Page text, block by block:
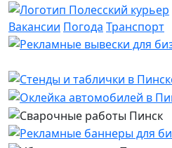
Вакансии Погода Транспорт